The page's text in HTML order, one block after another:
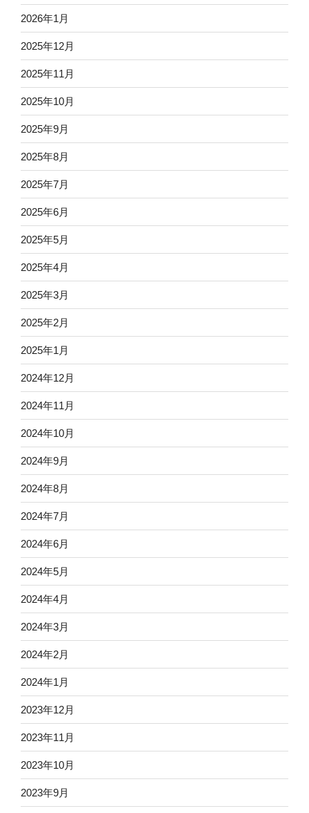
2026年1月
2025年12月
2025年11月
2025年10月
2025年9月
2025年8月
2025年7月
2025年6月
2025年5月
2025年4月
2025年3月
2025年2月
2025年1月
2024年12月
2024年11月
2024年10月
2024年9月
2024年8月
2024年7月
2024年6月
2024年5月
2024年4月
2024年3月
2024年2月
2024年1月
2023年12月
2023年11月
2023年10月
2023年9月